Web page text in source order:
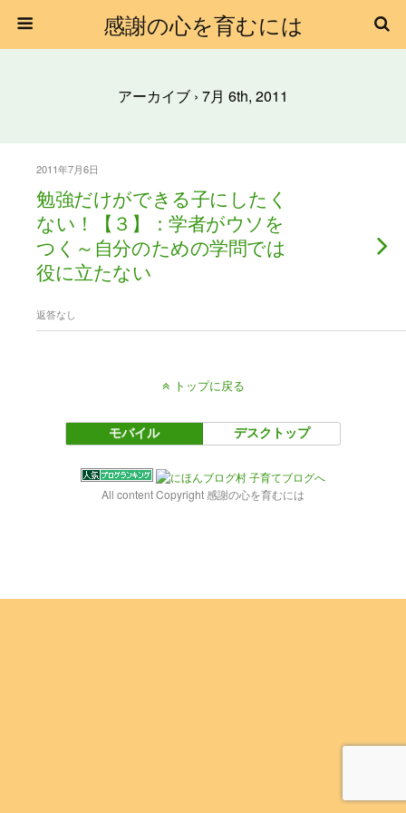
感謝の心を育むには
アーカイブ › 7月 6th, 2011
2011年7月6日
勉強だけができる子にしたく
ない！【３】：学者がウソを
つく～自分のための学問では
役に立たない
返答なし
トップに戻る
モバイル デスクトップ
All content Copyright 感謝の心を育むには